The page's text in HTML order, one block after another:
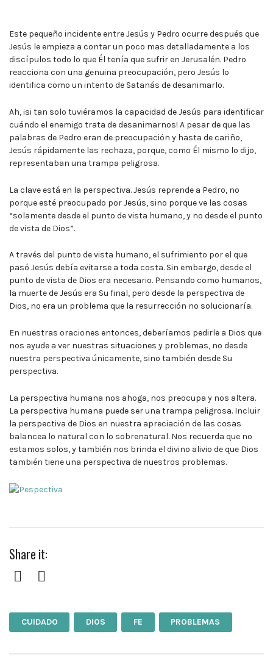
Este pequeño incidente entre Jesús y Pedro ocurre después que
Jesús le empieza a contar un poco mas detalladamente a los
discípulos todo lo que Él tenía que sufrir en Jerusalén. Pedro
reacciona con una genuina preocupación, pero Jesús lo
identifica como un intento de Satanás de desanimarlo.
Ah, ¡si tan solo tuviéramos la capacidad de Jesús para identificar
cuándo el enemigo trata de desanimarnos! A pesar de que las
palabras de Pedro eran de preocupación y hasta de cariño,
Jesús rápidamente las rechaza, porque, como Él mismo lo dijo,
representaban una trampa peligrosa.
La clave está en la perspectiva. Jesús reprende a Pedro, no
porque esté preocupado por Jesús, sino porque ve las cosas
“solamente desde el punto de vista humano, y no desde el punto
de vista de Dios”.
A través del punto de vista humano, el sufrimiento por el que
pasó Jesús debía evitarse a toda costa. Sin embargo, desde el
punto de vista de Dios era necesario. Pensando como humanos,
la muerte de Jesús era Su final, pero desde la perspectiva de
Dios, no era un problema que la resurrección no solucionaría.
En nuestras oraciones entonces, deberíamos pedirle a Dios que
nos ayude a ver nuestras situaciones y problemas, no desde
nuestra perspectiva únicamente, sino también desde Su
perspectiva.
La perspectiva humana nos ahoga, nos preocupa y nos altera.
La perspectiva humana puede ser una trampa peligrosa. Incluir
la perspectiva de Dios en nuestra apreciación de las cosas
balancea lo natural con lo sobrenatural. Nos recuerda que no
estamos solos, y también nos brinda el divino alivio de que Dios
también tiene una perspectiva de nuestros problemas.
Share it:
Facebook
CUIDADO DIOS FE PROBLEMAS